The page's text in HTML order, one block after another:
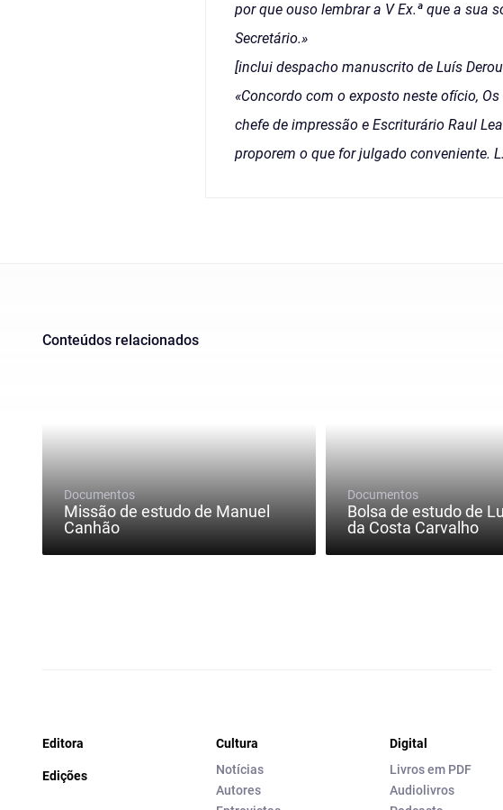
por que ouso lembrar a V Ex.ª que a sua
Secretário.»
[inclui despacho manuscrito de Luís
«Concordo com o exposto neste ofício,
chefe de impressão e Escriturário Raul
proporem o que for julgado conveniente.
Conteúdos relacionados
Documentos
Missão de estudo de Manuel
Canhão
Documentos
Bolsa de estudo de
da Costa Carvalho
Editora
Edições
Cultura
Notícias
Autores
Digital
Livros em PDF
Audiolivros